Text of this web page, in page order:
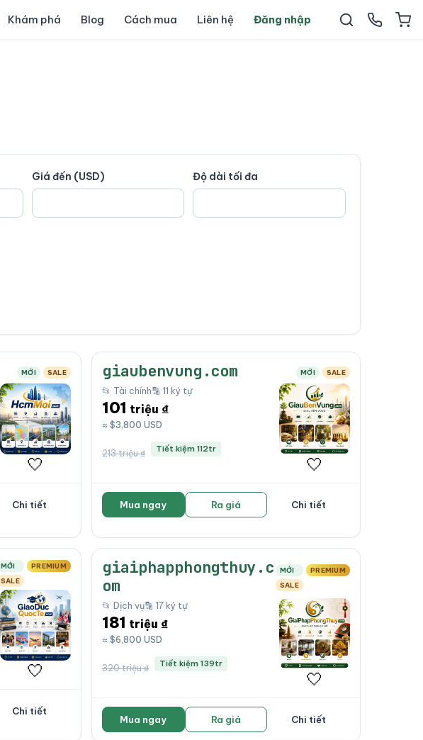
Khám phá Blog Cách mua Liên hệ Đăng nhập
Giá đến (USD) Độ dài tối đa
MỚI SALE
🤍
Chi tiết
giaubenvung.com MỚI SALE
📂 Tài chính🔡 11 ký tự
101 triệu ₫
≈ $3,800 USD
213 triệu ₫ Tiết kiệm 112tr
🤍
Mua ngay Ra giá Chi tiết
MỚI
PREMIUM
SALE
🤍
Chi tiết
giaiphapphongthuy.c
om
MỚI
PREMIUM
SALE
📂 Dịch vụ🔡 17 ký tự
181 triệu ₫
≈ $6,800 USD
320 triệu ₫ Tiết kiệm 139tr
🤍
Mua ngay Ra giá Chi tiết